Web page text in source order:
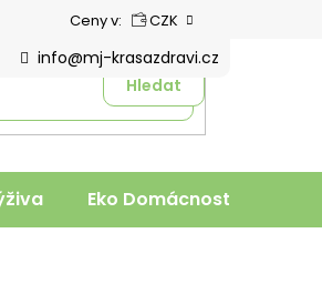
Ceny v: CZK
Hledat
info@mj-krasazdravi.cz
Eko Domácnost